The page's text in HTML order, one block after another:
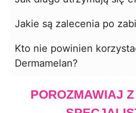
Jakie są zalecenia po
Kto nie powinien
Dermamelan?
POROZMAWIAJ